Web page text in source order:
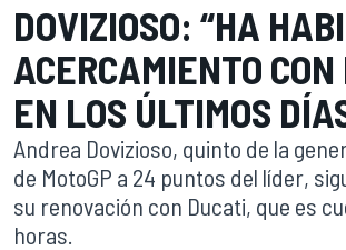
DOVIZIOSO: “HA
ACERCAMIENTO
EN LOS ÚLTIMOS
Andrea Dovizioso, quinto de la
de MotoGP a 24 puntos del líder,
su renovación con Ducati, que es
horas.